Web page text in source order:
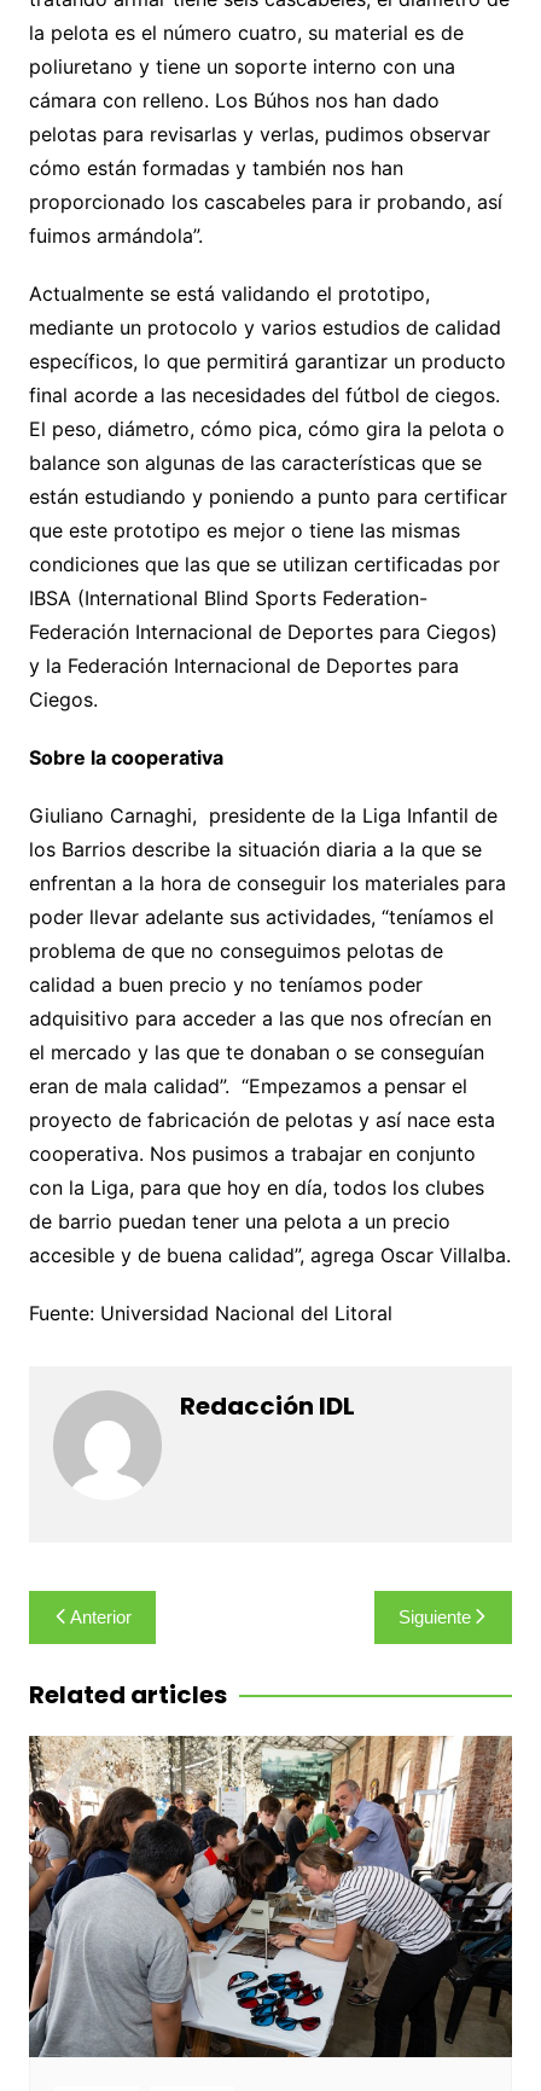
la pelota es el número cuatro, su material es de
poliuretano y tiene un soporte interno con una
cámara con relleno. Los Búhos nos han dado
pelotas para revisarlas y verlas, pudimos observar
cómo están formadas y también nos han
proporcionado los cascabeles para ir probando, así
fuimos armándola”.
Actualmente se está validando el prototipo,
mediante un protocolo y varios estudios de calidad
específicos, lo que permitirá garantizar un producto
final acorde a las necesidades del fútbol de ciegos.
El peso, diámetro, cómo pica, cómo gira la pelota o
balance son algunas de las características que se
están estudiando y poniendo a punto para certificar
que este prototipo es mejor o tiene las mismas
condiciones que las que se utilizan certificadas por
IBSA (International Blind Sports Federation-
Federación Internacional de Deportes para Ciegos)
y la Federación Internacional de Deportes para
Ciegos.
Sobre la cooperativa
Giuliano Carnaghi, presidente de la Liga Infantil de
los Barrios describe la situación diaria a la que se
enfrentan a la hora de conseguir los materiales para
poder llevar adelante sus actividades, “teníamos el
problema de que no conseguimos pelotas de
calidad a buen precio y no teníamos poder
adquisitivo para acceder a las que nos ofrecían en
el mercado y las que te donaban o se conseguían
eran de mala calidad”. “Empezamos a pensar el
proyecto de fabricación de pelotas y así nace esta
cooperativa. Nos pusimos a trabajar en conjunto
con la Liga, para que hoy en día, todos los clubes
de barrio puedan tener una pelota a un precio
accesible y de buena calidad”, agrega Oscar Villalba.
Fuente: Universidad Nacional del Litoral
Redacción IDL
Navegación
de
entradas
Anterior Siguiente
Related articles